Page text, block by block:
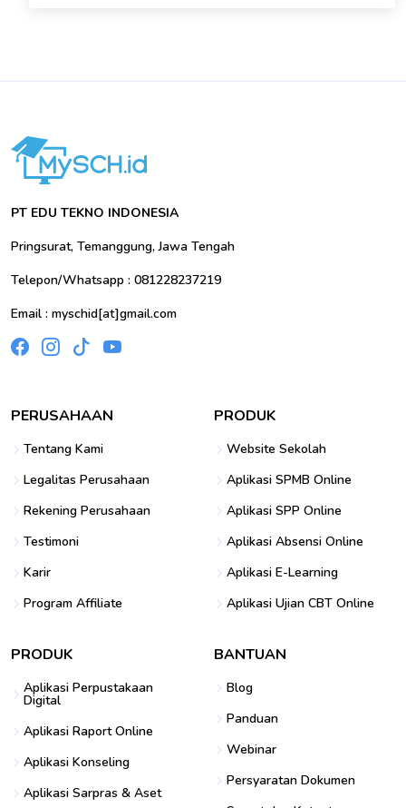
PT EDU TEKNO INDONESIA
Pringsurat, Temanggung, Jawa Tengah
Telepon/Whatsapp : 081228237219
Email : myschid[at]gmail.com
PERUSAHAAN
Tentang Kami
Legalitas Perusahaan
Rekening Perusahaan
Testimoni
Karir
Program Affiliate
PRODUK
Website Sekolah
Aplikasi SPMB Online
Aplikasi SPP Online
Aplikasi Absensi Online
Aplikasi E-Learning
Aplikasi Ujian CBT Online
PRODUK
Aplikasi Perpustakaan
Digital
Aplikasi Raport Online
Aplikasi Konseling
Aplikasi Sarpras & Aset
BANTUAN
Blog
Panduan
Webinar
Persyaratan Dokumen